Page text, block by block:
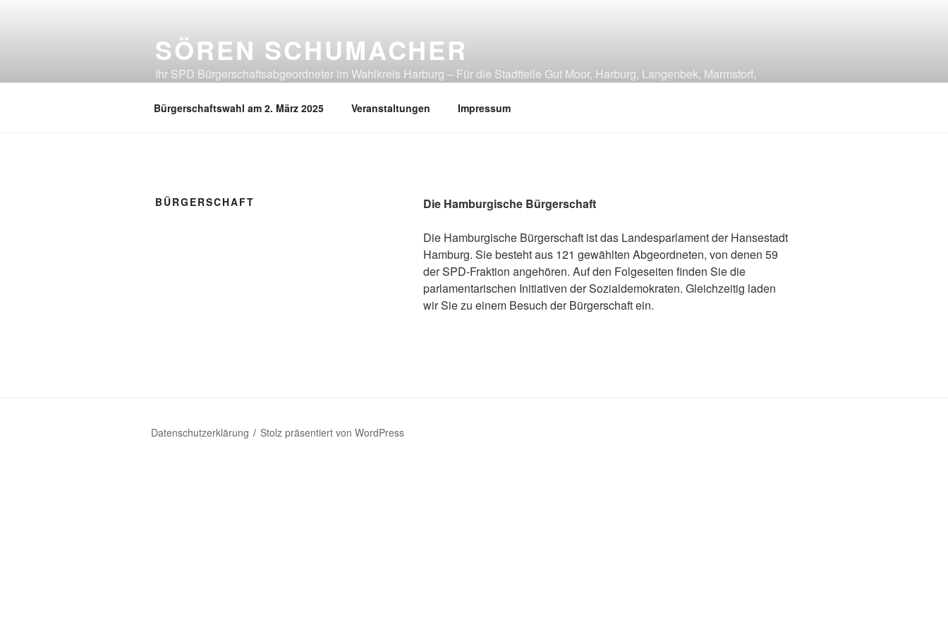
SÖREN SCHUMACHER
Ihr SPD Bürgerschaftsabgeordneter im Wahlkreis Harburg – Für die Stadtteile Gut Moor, Harburg, Langenbek, Marmstorf,
Bürgerschaftswahl am 2. März 2025 Veranstaltungen Impressum
BÜRGERSCHAFT Die Hamburgische Bürgerschaft
Die Hamburgische Bürgerschaft ist das Landesparlament der Hansestadt
Hamburg. Sie besteht aus 121 gewählten Abgeordneten, von denen 59
der SPD-Fraktion angehören. Auf den Folgeseiten finden Sie die
parlamentarischen Initiativen der Sozialdemokraten. Gleichzeitig laden
wir Sie zu einem Besuch der Bürgerschaft ein.
Datenschutzerklärung Stolz präsentiert von WordPress